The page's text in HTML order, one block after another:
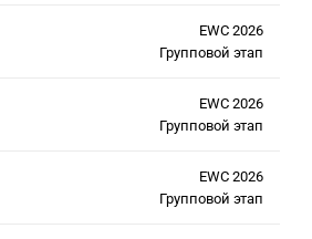
EWC 2026
Групповой этап
EWC 2026
Групповой этап
EWC 2026
Групповой этап